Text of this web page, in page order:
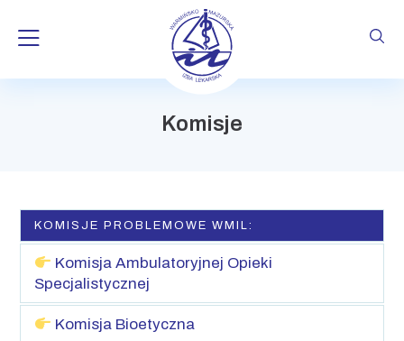
Komisje
KOMISJE PROBLEMOWE WMIL:
Komisja Ambulatoryjnej Opieki
Specjalistycznej
Komisja Bioetyczna